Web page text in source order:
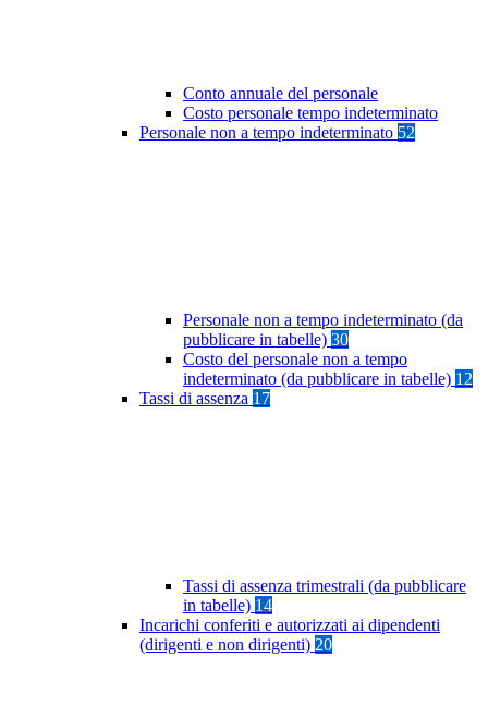
Conto annuale del personale
Costo personale tempo indeterminato
Personale non a tempo indeterminato 52
Personale non a tempo indeterminato (da
pubblicare in tabelle) 30
Costo del personale non a tempo
indeterminato (da pubblicare in tabelle) 12
Tassi di assenza 17
Tassi di assenza trimestrali (da pubblicare
in tabelle) 14
Incarichi conferiti e autorizzati ai dipendenti
(dirigenti e non dirigenti) 20